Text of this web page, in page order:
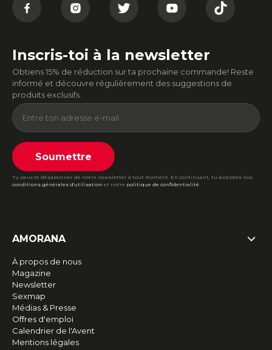
Inscris-toi à la newsletter
Obtiens 15% de réduction sur ta prochaine commande! Reste
informé et découvre régulièrement des suggestions de
produits exclusifs.
Soumettre
Tu peux te désabonner de notre newsletter à tout moment. En continuant, tu acceptes nos
conditions générales d'utilisation et notre politique de confidentialité.
AMORANA
À propos de nous
Magazine
Newsletter
Sexmap
Médias & Presse
Offres d'emploi
Calendrier de l'Avent
Mentions légales